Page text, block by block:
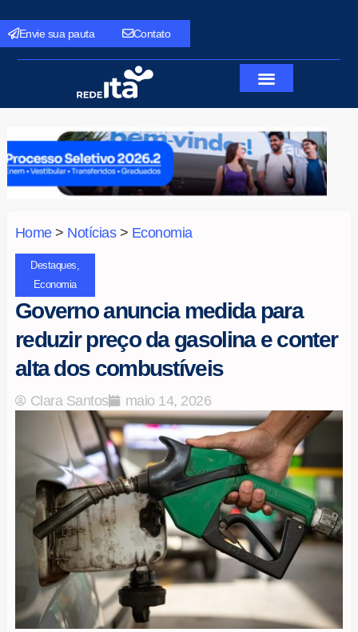
Envie sua pauta Contato
Home> Notícias> Economia
Destaques
Economia
Governo anuncia medida para
reduzir preço da gasolina e conter
alta dos combustíveis
Clara Santos maio 14, 2026